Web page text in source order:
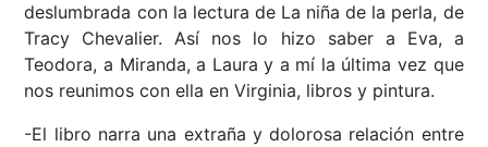
deslumbrada con la lectura de La niña de la perla, de
Tracy Chevalier. Así nos lo hizo saber a Eva, a
Teodora, a Miranda, a Laura y a mí la última vez que
nos reunimos con ella en Virginia, libros y pintura.
-El libro narra una extraña y dolorosa relación entre